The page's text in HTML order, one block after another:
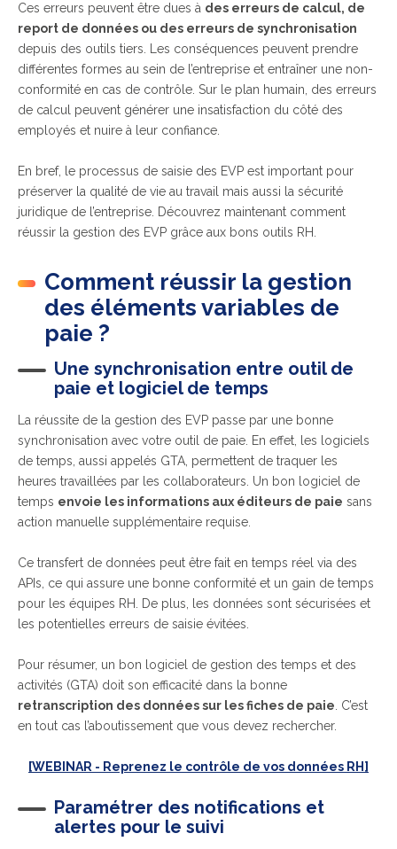
Ces erreurs peuvent être dues à des erreurs de calcul, de
report de données ou des erreurs de synchronisation
depuis des outils tiers. Les conséquences peuvent prendre
différentes formes au sein de l’entreprise et entraîner une non-
conformité en cas de contrôle. Sur le plan humain, des erreurs
de calcul peuvent générer une insatisfaction du côté des
employés et nuire à leur confiance.
En bref, le processus de saisie des EVP est important pour
préserver la qualité de vie au travail mais aussi la sécurité
juridique de l’entreprise. Découvrez maintenant comment
réussir la gestion des EVP grâce aux bons outils RH.
Comment réussir la gestion
des éléments variables de
paie ?
Une synchronisation entre outil de
paie et logiciel de temps
La réussite de la gestion des EVP passe par une bonne
synchronisation avec votre outil de paie. En effet, les logiciels
de temps, aussi appelés GTA, permettent de traquer les
heures travaillées par les collaborateurs. Un bon logiciel de
temps envoie les informations aux éditeurs de paie sans
action manuelle supplémentaire requise.
Ce transfert de données peut être fait en temps réel via des
APIs, ce qui assure une bonne conformité et un gain de temps
pour les équipes RH. De plus, les données sont sécurisées et
les potentielles erreurs de saisie évitées.
Pour résumer, un bon logiciel de gestion des temps et des
activités (GTA) doit son efficacité dans la bonne
retranscription des données sur les fiches de paie . C’est
en tout cas l’aboutissement que vous devez rechercher.
[WEBINAR - Reprenez le contrôle de vos données RH]
Paramétrer des notifications et
alertes pour le suivi